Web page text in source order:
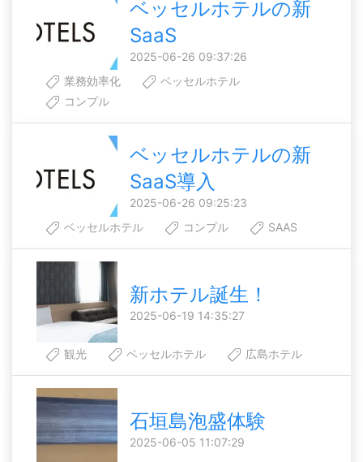
ベッセルホテルの新
SaaS
2025-06-26 09:37:26
業務効率化
ベッセルホテル
コンプル
ベッセルホテルの新
SaaS導入
2025-06-26 09:25:23
ベッセルホテル
コンプル SAAS
新ホテル誕生！
2025-06-19 14:35:27
観光 ベッセルホテル 広島ホテル
石垣島泡盛体験
2025-06-05 11:07:29